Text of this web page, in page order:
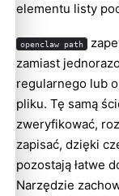
elementu listy
openclaw path
zamiast
regularnego lub
pliku. Tę samą
zweryfikować,
zapisać, dzięki
pozostają łatwe
Narzędzie